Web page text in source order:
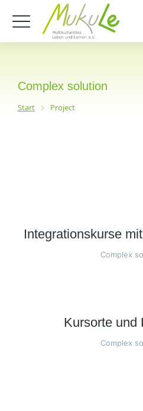
Complex solution
Sie befinden sich hier:
Start Project
Integrationskurse
Complex
Kursorte und
Complex